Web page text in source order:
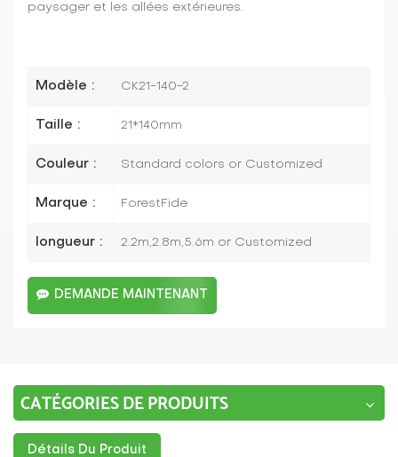
paysager et les allées extérieures.
Modèle : CK21-140-2
Taille : 21*140mm
Couleur : Standard colors or Customized
Marque : ForestFide
longueur : 2.2m,2.8m,5.6m or Customized
DEMANDE MAINTENANT
CATÉGORIES DE PRODUITS
Détails Du Produit